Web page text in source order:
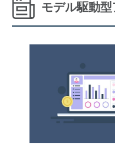
モデル駆動